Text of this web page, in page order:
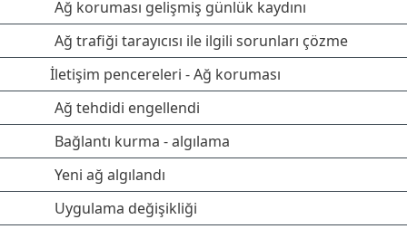
Ağ koruması gelişmiş günlük kaydını
Ağ trafiği tarayıcısı ile ilgili sorunları çözme
İletişim pencereleri - Ağ koruması
Ağ tehdidi engellendi
Bağlantı kurma - algılama
Yeni ağ algılandı
Uygulama değişikliği